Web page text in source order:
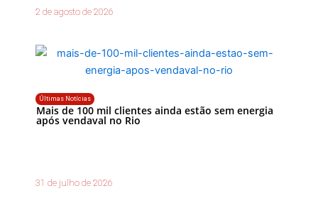
2 de agosto de 2026
Últimas Notícias
Mais de 100 mil clientes ainda estão sem energia
após vendaval no Rio
31 de julho de 2026